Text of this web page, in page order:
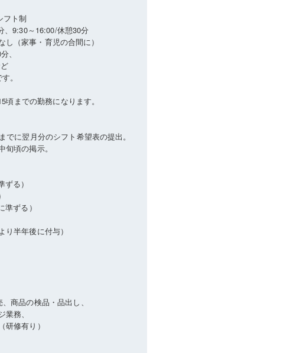
フト制
、9:30～16:00/休憩30分
（家事・育児の合間に）
、
。
までの勤務になります。
に翌月分のシフト希望表の提出。
頃の掲示。
る）
ずる）
り半年後に付与）
商品の検品・品出し、
務、
研修有り）